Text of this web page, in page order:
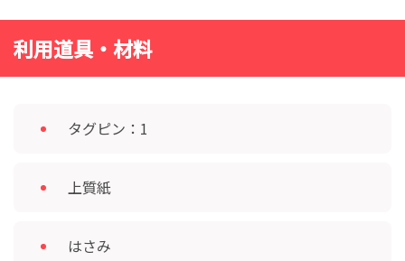
利用道具・材料
タグピン：1
上質紙
はさみ